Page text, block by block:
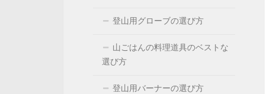
登山用グローブの選び方
山ごはんの料理道具のベストな
選び方
登山用バーナーの選び方